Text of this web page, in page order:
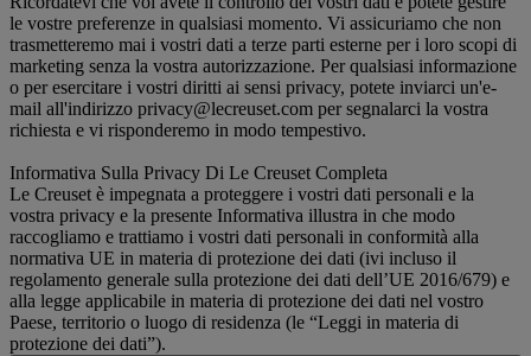
le vostre preferenze in qualsiasi momento. Vi assicuriamo che non
trasmetteremo mai i vostri dati a terze parti esterne per i loro scopi di
marketing senza la vostra autorizzazione. Per qualsiasi informazione
o per esercitare i vostri diritti ai sensi privacy, potete inviarci un'e-
mail all'indirizzo privacy@lecreuset.com per segnalarci la vostra
richiesta e vi risponderemo in modo tempestivo.
Informativa Sulla Privacy Di Le Creuset Completa
Le Creuset è impegnata a proteggere i vostri dati personali e la
vostra privacy e la presente Informativa illustra in che modo
raccogliamo e trattiamo i vostri dati personali in conformità alla
normativa UE in materia di protezione dei dati (ivi incluso il
regolamento generale sulla protezione dei dati dell’UE 2016/679) e
alla legge applicabile in materia di protezione dei dati nel vostro
Paese, territorio o luogo di residenza (le “Leggi in materia di
protezione dei dati”).